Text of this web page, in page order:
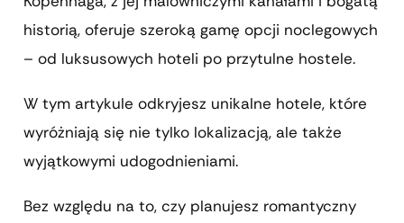
historią, oferuje szeroką gamę opcji noclegowych
– od luksusowych hoteli po przytulne hostele.
W tym artykule odkryjesz unikalne hotele, które
wyróżniają się nie tylko lokalizacją, ale także
wyjątkowymi udogodnieniami.
Bez względu na to, czy planujesz romantyczny